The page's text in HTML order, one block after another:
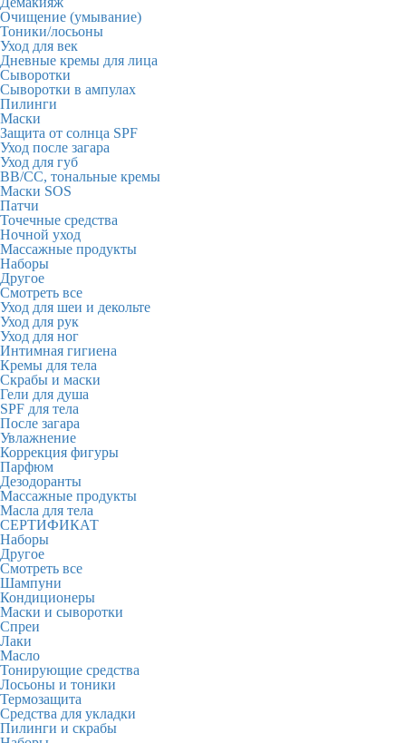
Очищение (умывание)
Тоники/лосьоны
Уход для век
Дневные кремы для лица
Сыворотки
Сыворотки в ампулах
Пилинги
Маски
Защита от солнца SPF
Уход после загара
Уход для губ
BB/CC, тональные кремы
Маски SOS
Патчи
Точечные средства
Ночной уход
Массажные продукты
Наборы
Другое
Смотреть все
Уход для шеи и декольте
Уход для рук
Уход для ног
Интимная гигиена
Кремы для тела
Скрабы и маски
Гели для душа
SPF для тела
После загара
Увлажнение
Коррекция фигуры
Парфюм
Дезодоранты
Массажные продукты
Масла для тела
СЕРТИФИКАТ
Наборы
Другое
Смотреть все
Шампуни
Кондиционеры
Маски и сыворотки
Спреи
Лаки
Масло
Тонирующие средства
Лосьоны и тоники
Термозащита
Средства для укладки
Пилинги и скрабы